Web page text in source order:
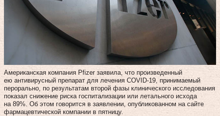
Американская компания Pfizer заявила, что произведенный
ею антивирусный препарат для лечения COVID-19, принимаемый
перорально, по результатам второй фазы клинического исследования
показал снижение риска госпитализации или летального исхода
на 89%. Об этом говорится в заявлении, опубликованном на сайте
фармацевтической компании в пятницу.